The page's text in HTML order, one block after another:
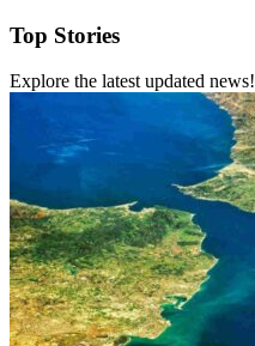
Top Stories
Explore the latest updated news!